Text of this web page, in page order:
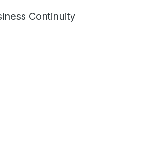
Continuity